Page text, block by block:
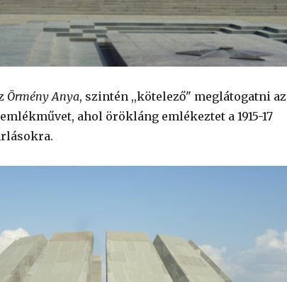
Örmény Anya, szintén ,,kötelező" meglátogatni az
ahol örökláng emlékeztet a 1915-17